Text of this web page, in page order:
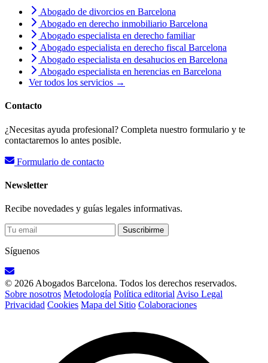
Abogado de divorcios en Barcelona
Abogado en derecho inmobiliario Barcelona
Abogado especialista en derecho familiar
Abogado especialista en derecho fiscal Barcelona
Abogado especialista en desahucios en Barcelona
Abogado especialista en herencias en Barcelona
Ver todos los servicios →
Contacto
¿Necesitas ayuda profesional? Completa nuestro formulario y te
contactaremos lo antes posible.
Formulario de contacto
Newsletter
Recibe novedades y guías legales informativas.
Suscribirme
Síguenos
© 2026 Abogados Barcelona. Todos los derechos reservados.
Sobre nosotros Metodología Política editorial Aviso Legal
Privacidad Cookies Mapa del Sitio Colaboraciones